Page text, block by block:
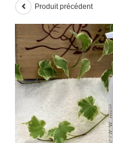
Produit précédent